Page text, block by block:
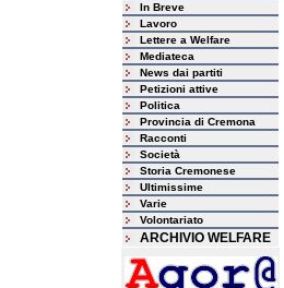
In Breve
Lavoro
Lettere a Welfare
Mediateca
News dai partiti
Petizioni attive
Politica
Provincia di Cremona
Racconti
Società
Storia Cremonese
Ultimissime
Varie
Volontariato
ARCHIVIO WELFARE